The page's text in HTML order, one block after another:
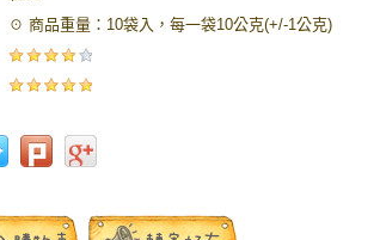
☉ 商品重量：10袋入，每一袋10公克(+/-1公克)